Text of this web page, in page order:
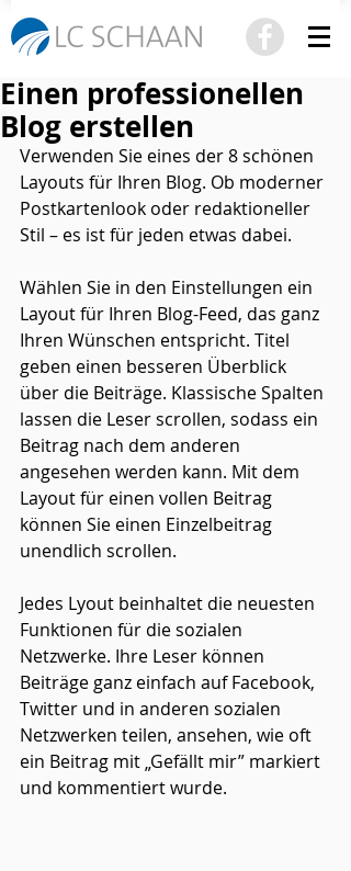
Einen professionellen
Blog erstellen
Verwenden Sie eines der 8 schönen
Layouts für Ihren Blog. Ob moderner
Postkartenlook oder redaktioneller
Stil – es ist für jeden etwas dabei.
Wählen Sie in den Einstellungen ein
Layout für Ihren Blog-Feed, das ganz
Ihren Wünschen entspricht. Titel
geben einen besseren Überblick
über die Beiträge. Klassische Spalten
lassen die Leser scrollen, sodass ein
Beitrag nach dem anderen
angesehen werden kann. Mit dem
Layout für einen vollen Beitrag
können Sie einen Einzelbeitrag
unendlich scrollen.
Jedes Lyout beinhaltet die neuesten
Funktionen für die sozialen
Netzwerke. Ihre Leser können
Beiträge ganz einfach auf Facebook,
Twitter und in anderen sozialen
Netzwerken teilen, ansehen, wie oft
ein Beitrag mit „Gefällt mir” markiert
und kommentiert wurde.